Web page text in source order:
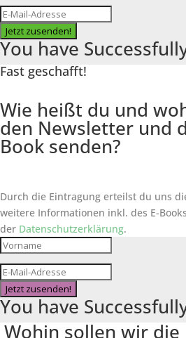
Jetzt zusenden!
You have
Fast geschafft!
Wie heißt du und
den Newsletter und
Book senden?
Durch die Eintragung erteilst du uns
weitere Informationen inkl. des E-Books
der Datenschutzerklärung.
Jetzt zusenden!
You have
Wohin sollen wir